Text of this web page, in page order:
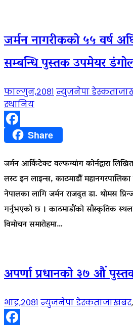
जर्मन नागरीकको ५५ वर्ष
सम्बन्धि पुस्तक उपमेयर
फाल्गुन,२०८१ न्युजनेपा डेस्क
स्थानिय
FacebookShare
जर्मन आर्किटेक्ट वल्फग्यांग कोर्नद्वारा
लस्ट इन लाइन्स, काठमाडौं
नेपालका लागि जर्मन राजदुत डा. थोमस
गर्नुभएको छ । काठमाडौंको साँस्कृतिक
विमोचन समारोहमा…
अपर्णा प्रधानको ३७ औं
भाद्र,२०८१ न्युजनेपा डेस्कताजाखबर,